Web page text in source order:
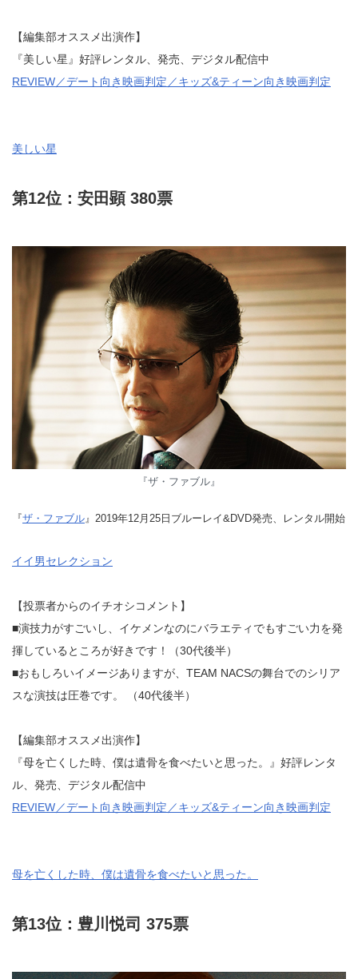
【編集部オススメ出演作】
『美しい星』好評レンタル、発売、デジタル配信中
REVIEW／デート向き映画判定／キッズ&ティーン向き映画判定
美しい星
第12位：安田顕 380票
『ザ・ファブル』
『ザ・ファブル 』2019年12月25日ブルーレイ&DVD発売、レンタル開始
イイ男セレクション
【投票者からのイチオシコメント】
■演技力がすごいし、イケメンなのにバラエティでもすごい力を発
揮しているところが好きです！（30代後半）
■おもしろいイメージありますが、TEAM NACSの舞台でのシリア
スな演技は圧巻です。 （40代後半）
【編集部オススメ出演作】
『母を亡くした時、僕は遺骨を食べたいと思った。』好評レンタ
ル、発売、デジタル配信中
REVIEW／デート向き映画判定／キッズ&ティーン向き映画判定
母を亡くした時、僕は遺骨を食べたいと思った。
第13位：豊川悦司 375票